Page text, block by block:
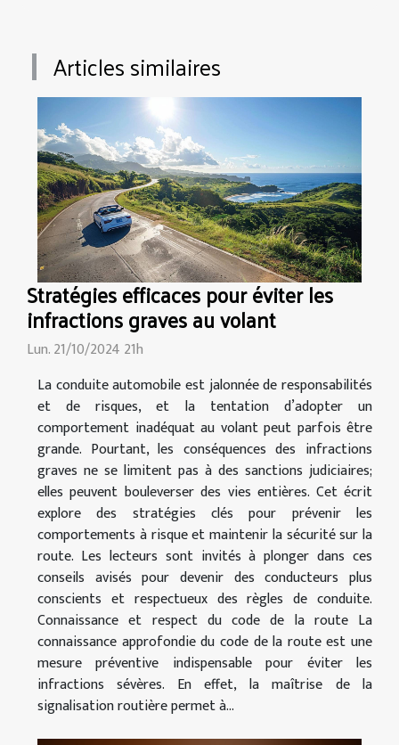
Articles similaires
Stratégies efficaces pour éviter les
infractions graves au volant
Lun. 21/10/2024 21h
La conduite automobile est jalonnée de responsabilités
et de risques, et la tentation d’adopter un
comportement inadéquat au volant peut parfois être
grande. Pourtant, les conséquences des infractions
graves ne se limitent pas à des sanctions judiciaires;
elles peuvent bouleverser des vies entières. Cet écrit
explore des stratégies clés pour prévenir les
comportements à risque et maintenir la sécurité sur la
route. Les lecteurs sont invités à plonger dans ces
conseils avisés pour devenir des conducteurs plus
conscients et respectueux des règles de conduite.
Connaissance et respect du code de la route La
connaissance approfondie du code de la route est une
mesure préventive indispensable pour éviter les
infractions sévères. En effet, la maîtrise de la
signalisation routière permet à...